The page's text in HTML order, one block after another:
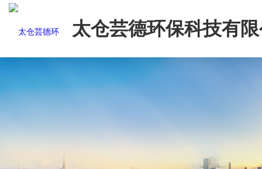
太仓芸德环保科技有